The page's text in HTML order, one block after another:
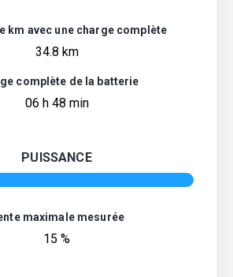
km avec une charge complète
34.8 km
complète de la batterie
06 h 48 min
PUISSANCE
maximale mesurée
15 %